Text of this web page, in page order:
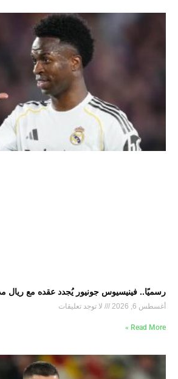
رسميًا.. فينيسيوس جونيور يُجدد عقده مع ريال
أغسطس 6, 2026 لا توجد تعليقات
Read More »